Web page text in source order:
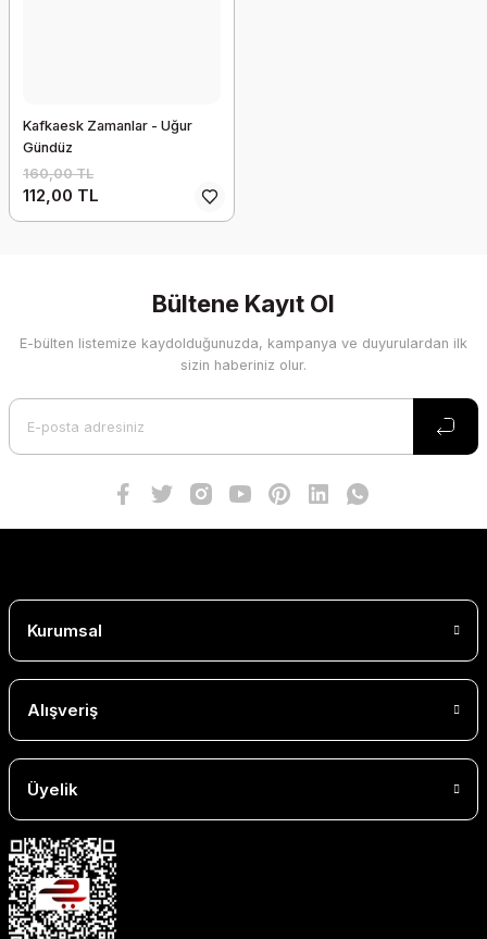
Kafkaesk Zamanlar - Uğur
Gündüz
160,00 TL
112,00 TL
Bültene Kayıt Ol
E-bülten listemize kaydolduğunuzda, kampanya ve duyurulardan ilk
sizin haberiniz olur.
Kurumsal
Alışveriş
Üyelik